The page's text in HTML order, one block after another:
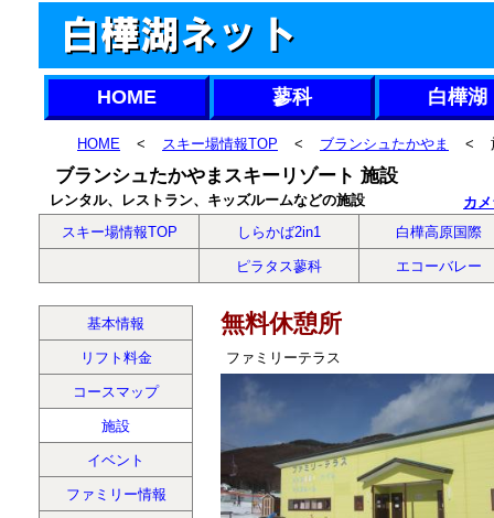
HOME 蓼科 白樺湖
HOME < スキー場情報TOP < ブランシュたかやま <
ブランシュたかやまスキーリゾート 施設
レンタル、レストラン、キッズルームなどの施設
カ
スキー場情報TOP
しらかば2in1 白樺高原国際
ピラタス蓼科 エコーバレー
無料休憩所
ファミリーテラス
基本情報
リフト料金
コースマップ
施設
イベント
ファミリー情報